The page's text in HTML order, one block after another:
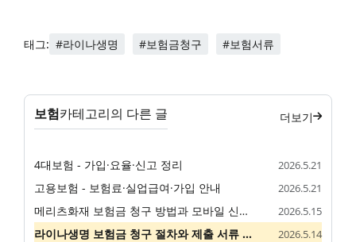
태그: #라이나생명 #보험금청구 #보험서류
보험카테고리의 다른 글 더보기
4대보험 - 가입·요율·신고 정리 2026.5.21
고용보험 - 보험료·실업급여·가입 안내 2026.5.21
메리츠화재 보험금 청구 방법과 모바일 신청 절차 2026.5.15
라이나생명 보험금 청구 절차와 제출 서류 안내 2026.5.14